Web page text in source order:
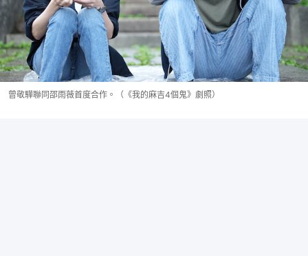
曾敬驊聯同邵雨薇首度合作。（《我的麻吉4個鬼》劇照）